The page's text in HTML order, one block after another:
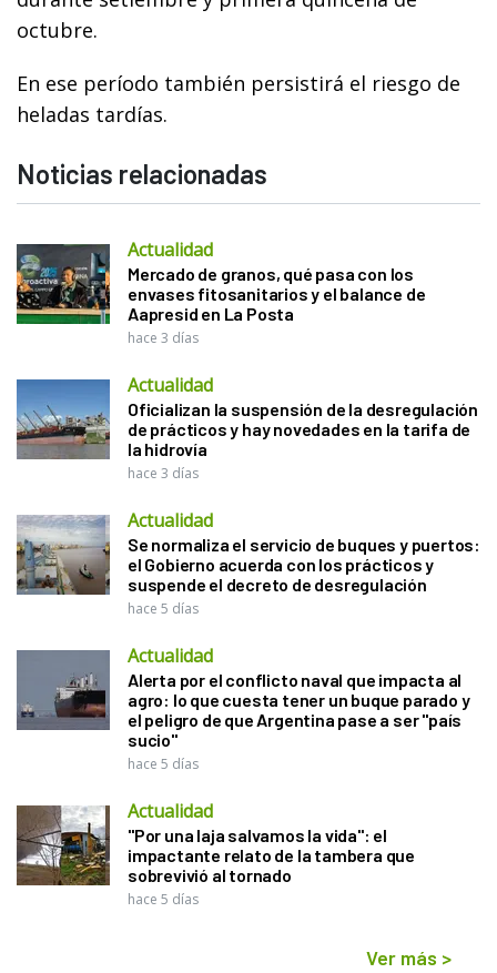
octubre.
En ese período también persistirá el riesgo de
heladas tardías.
Noticias relacionadas
Actualidad
Mercado de granos, qué pasa con los
envases fitosanitarios y el balance de
Aapresid en La Posta
hace 3 días
Actualidad
Oficializan la suspensión de la desregulación
de prácticos y hay novedades en la tarifa de
la hidrovía
hace 3 días
Actualidad
Se normaliza el servicio de buques y puertos:
el Gobierno acuerda con los prácticos y
suspende el decreto de desregulación
hace 5 días
Actualidad
Alerta por el conflicto naval que impacta al
agro: lo que cuesta tener un buque parado y
el peligro de que Argentina pase a ser "país
sucio"
hace 5 días
Actualidad
"Por una laja salvamos la vida": el
impactante relato de la tambera que
sobrevivió al tornado
hace 5 días
Ver más >